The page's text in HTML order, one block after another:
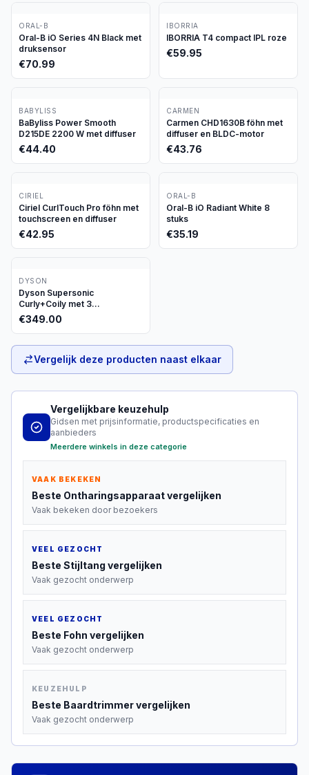
ORAL-B
Oral-B iO Series 4N Black met
druksensor
€70.99
IBORRIA
IBORRIA T4 compact IPL roze
€59.95
BABYLISS
BaByliss Power Smooth
D215DE 2200 W met diffuser
€44.40
CARMEN
Carmen CHD1630B föhn met
diffuser en BLDC-motor
€43.76
CIRIEL
Ciriel CurlTouch Pro föhn met
touchscreen en diffuser
€42.95
ORAL-B
Oral-B iO Radiant White 8
stuks
€35.19
DYSON
Dyson Supersonic
Curly+Coily met 3
opzetstukken
€349.00
Vergelijk deze producten naast elkaar
Vergelijkbare keuzehulp
Gidsen met prijsinformatie, productspecificaties en
aanbieders
Meerdere winkels in deze categorie
VAAK BEKEKEN
Beste Ontharingsapparaatvergelijken
Vaak bekeken door bezoekers
VEEL GEZOCHT
Beste Stijltang vergelijken
Vaak gezocht onderwerp
VEEL GEZOCHT
Beste Fohn vergelijken
Vaak gezocht onderwerp
KEUZEHULP
Beste Baardtrimmervergelijken
Vaak gezocht onderwerp